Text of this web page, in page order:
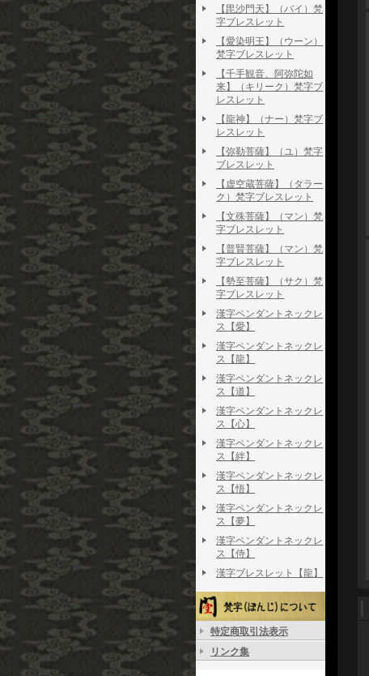
【毘沙門天】（バイ）梵
字ブレスレット
【愛染明王】（ウーン）
梵字ブレスレット
【千手観音、阿弥陀如
来】（キリーク）梵字ブ
レスレット
【龍神】（ナー）梵字ブ
レスレット
【弥勒菩薩】（ユ）梵字
ブレスレット
【虚空蔵菩薩】（タラー
ク）梵字ブレスレット
【文殊菩薩】（マン）梵
字ブレスレット
【普賢菩薩】（マン）梵
字ブレスレット
【勢至菩薩】（サク）梵
字ブレスレット
漢字ペンダントネックレ
ス【愛】
漢字ペンダントネックレ
ス【龍】
漢字ペンダントネックレ
ス【道】
漢字ペンダントネックレ
ス【心】
漢字ペンダントネックレ
ス【絆】
漢字ペンダントネックレ
ス【悟】
漢字ペンダントネックレ
ス【夢】
漢字ペンダントネックレ
ス【侍】
漢字ブレスレット【龍】
特定商取引法表示
リンク集